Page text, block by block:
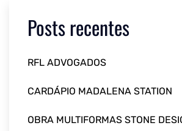
Posts recentes
RFL ADVOGADOS
CARDÁPIO MADALENA STATION
OBRA MULTIFORMAS STONE